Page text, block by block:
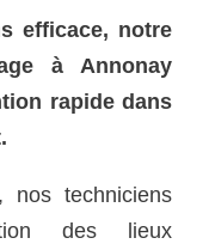
efficace, notre
à Annonay
rapide dans
nos techniciens
des lieux